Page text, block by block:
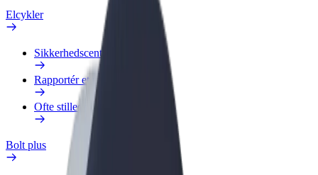
Elcykler
Sikkerhedscenter
Rapportér et problem
Ofte stillede spørgsmål
Bolt plus